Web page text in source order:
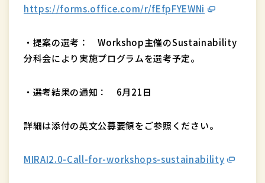
https://forms.office.com/r/fEfpFYEWNi
・提案の選考： Workshop主催のSustainability
分科会により実施プログラムを選考予定。
・選考結果の通知： 6月21日
詳細は添付の英文公募要領をご参照ください。
MIRAI2.0-Call-for-workshops-sustainability